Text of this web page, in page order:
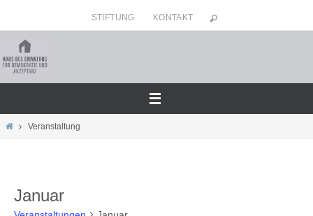
Inhalt
springen
STIFTUNG KONTAKT
HomeVeranstaltung
Januar